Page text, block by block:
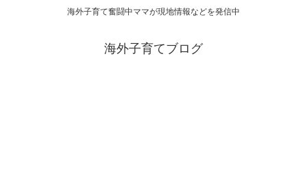
海外子育て奮闘中ママが現地情報などを発信中
海外子育てブログ